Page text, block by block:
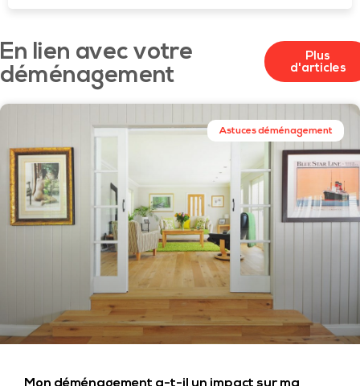
En lien avec votre
déménagement
Plus
d'articles
Astuces déménagement
Mon déménagement a-t-il un impact sur ma